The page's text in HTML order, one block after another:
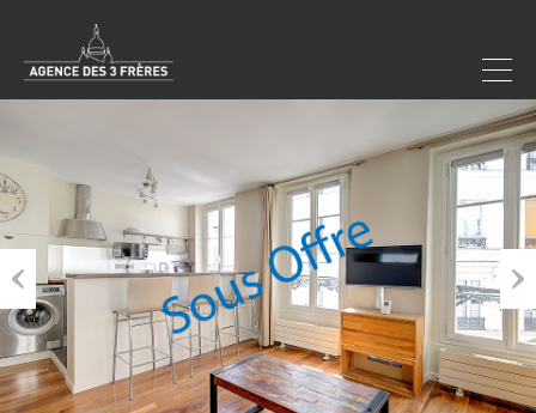
Previous Next